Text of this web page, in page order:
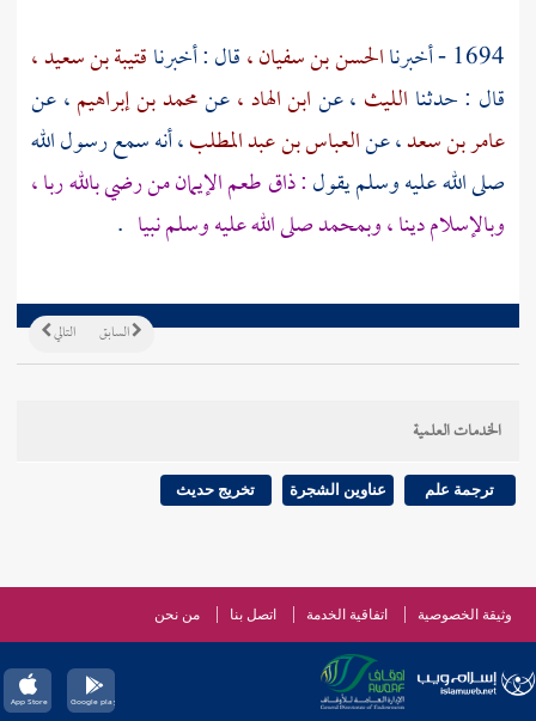
1694 - أخبرنا
الحسن بن سفيان ،قال : أخبرناقتيبة بن سعيد ،
قال : حدثنا الليث ، عنابن الهاد ،عنمحمد بن إبراهيم، عن
عامر بن سعد، عنالعباس بن عبد المطلب، أنه سمع رسول الله
صلى الله عليه وسلم يقول: ذاق طعم الإيمان من رضي بالله ربا ،
وبالإسلام دينا ،وبمحمدصلى الله عليه وسلم نبيا .
التالي السابق
الخدمات العلمية
ترجمة علم عناوين الشجرة تخريج حديث
وثيقة الخصوصية اتفاقية الخدمة اتصل بنا من نحن